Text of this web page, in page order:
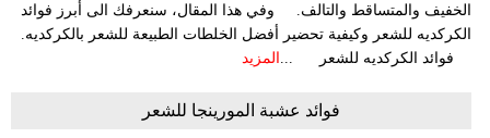
الخفيف والمتساقط والتالف. وفي هذا المقال، سنعرفك الى أبرز فوائد
الكركديه للشعر وكيفية تحضير أفضل الخلطات الطبيعة للشعر بالكركديه.
فوائد الكركديه للشعر ... المزيد
فوائد عشبة المورينجا للشعر